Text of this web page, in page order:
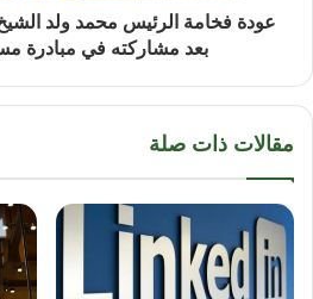
عودة فخامة الرئيس محمد ولد
بعد مشاركته في مبادرة
مقالات ذات صلة